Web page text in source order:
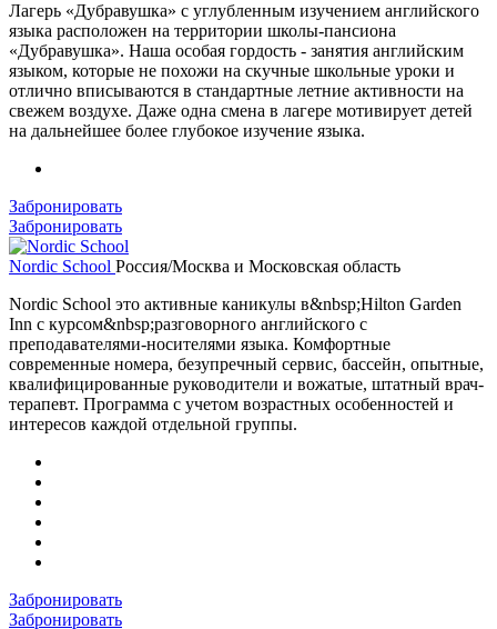
Лагерь «Дубравушка» с углубленным изучением английского
языка расположен на территории школы-пансиона
«Дубравушка». Наша особая гордость - занятия английским
языком, которые не похожи на скучные школьные уроки и
отлично вписываются в стандартные летние активности на
свежем воздухе. Даже одна смена в лагере мотивирует детей
на дальнейшее более глубокое изучение языка.
Забронировать
Забронировать
Nordic School Россия/Москва и Московская область
Nordic School это активные каникулы в&nbsp;Hilton Garden
Inn с курсом&nbsp;разговорного английского с
преподавателями-носителями языка. Комфортные
современные номера, безупречный сервис, бассейн, опытные,
квалифицированные руководители и вожатые, штатный врач-
терапевт. Программа с учетом возрастных особенностей и
интересов каждой отдельной группы.
Забронировать
Забронировать